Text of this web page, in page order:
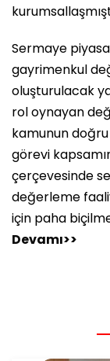
Sermaye
gayrimenkul
oluşturulacak
rol oynayan
kamunun doğru
görevi
çerçevesinde
değerleme
için paha
Devamı>>